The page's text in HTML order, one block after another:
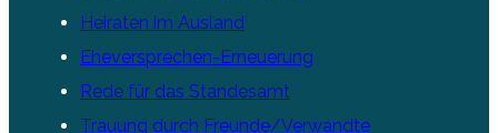
Heiraten im Ausland
Eheversprechen-Erneuerung
Rede für das Standesamt
Trauung durch Freunde/Verwandte